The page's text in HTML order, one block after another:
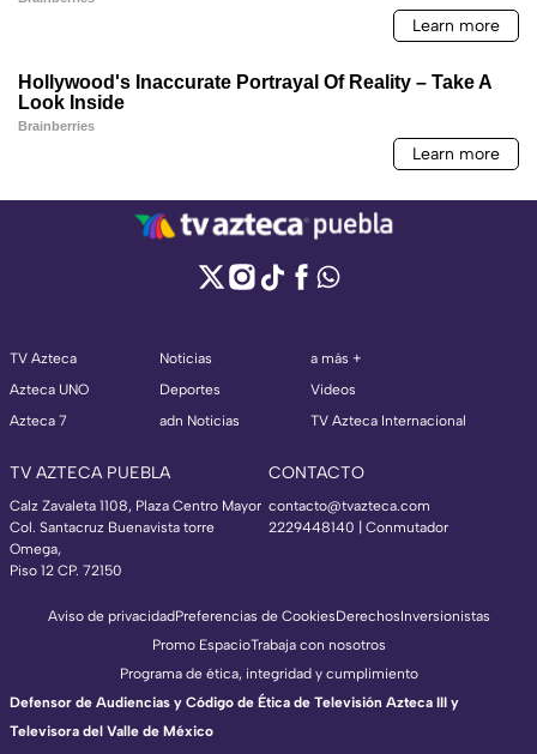
TV Azteca
Azteca UNO
Azteca 7
Noticias
Deportes
adn Noticias
a más +
Videos
TV Azteca Internacional
TV AZTECA PUEBLA
Calz Zavaleta 1108, Plaza Centro Mayor
Col. Santacruz Buenavista torre
Omega,
Piso 12 CP. 72150
CONTACTO
contacto@tvazteca.com
2229448140 | Conmutador
Aviso de privacidadPreferencias de CookiesDerechosInversionistas
Promo EspacioTrabaja con nosotros
Programa de ética, integridad y cumplimiento
Defensor de Audiencias y Código de Ética de Televisión Azteca III y
Televisora del Valle de México